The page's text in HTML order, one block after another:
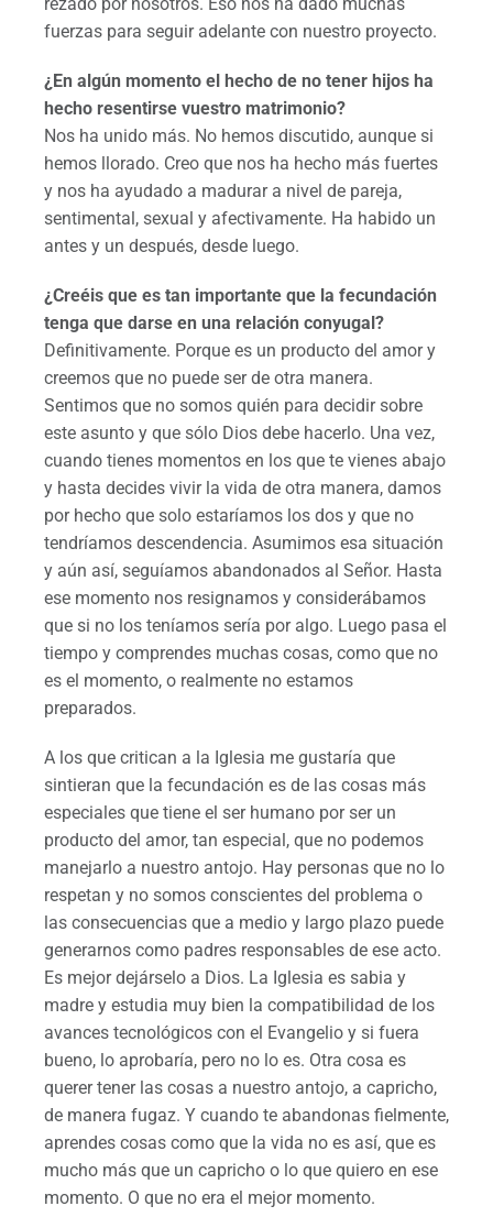
fuerzas para seguir adelante con nuestro proyecto.
¿En algún momento el hecho de no tener hijos ha
hecho resentirse vuestro matrimonio?
Nos ha unido más. No hemos discutido, aunque si
hemos llorado. Creo que nos ha hecho más fuertes
y nos ha ayudado a madurar a nivel de pareja,
sentimental, sexual y afectivamente. Ha habido un
antes y un después, desde luego.
¿Creéis que es tan importante que la fecundación
tenga que darse en una relación conyugal?
Definitivamente. Porque es un producto del amor y
creemos que no puede ser de otra manera.
Sentimos que no somos quién para decidir sobre
este asunto y que sólo Dios debe hacerlo. Una vez,
cuando tienes momentos en los que te vienes abajo
y hasta decides vivir la vida de otra manera, damos
por hecho que solo estaríamos los dos y que no
tendríamos descendencia. Asumimos esa situación
y aún así, seguíamos abandonados al Señor. Hasta
ese momento nos resignamos y considerábamos
que si no los teníamos sería por algo. Luego pasa el
tiempo y comprendes muchas cosas, como que no
es el momento, o realmente no estamos
preparados.
A los que critican a la Iglesia me gustaría que
sintieran que la fecundación es de las cosas más
especiales que tiene el ser humano por ser un
producto del amor, tan especial, que no podemos
manejarlo a nuestro antojo. Hay personas que no lo
respetan y no somos conscientes del problema o
las consecuencias que a medio y largo plazo puede
generarnos como padres responsables de ese acto.
Es mejor dejárselo a Dios. La Iglesia es sabia y
madre y estudia muy bien la compatibilidad de los
avances tecnológicos con el Evangelio y si fuera
bueno, lo aprobaría, pero no lo es. Otra cosa es
querer tener las cosas a nuestro antojo, a capricho,
de manera fugaz. Y cuando te abandonas fielmente,
aprendes cosas como que la vida no es así, que es
mucho más que un capricho o lo que quiero en ese
momento. O que no era el mejor momento.